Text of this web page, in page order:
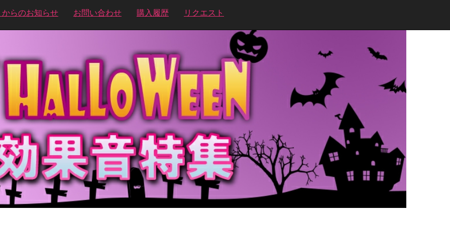
らのお知らせ お問い合わせ 購入履歴 リクエスト